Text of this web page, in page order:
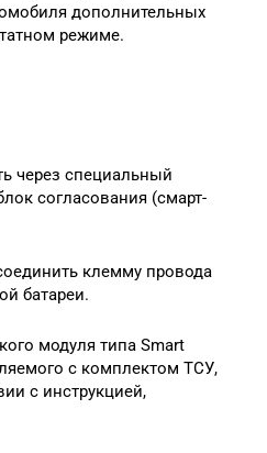
дополнительных
режиме.
через специальный
согласования (смарт-
клемму провода
батареи.
модуля типа Smart
с комплектом ТСУ,
с инструкцией,